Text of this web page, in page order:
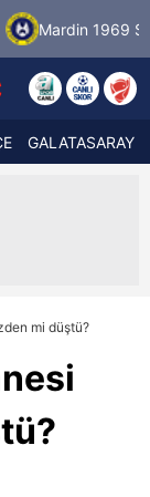
1969 Spor
GALATASARAY
mi düştü?